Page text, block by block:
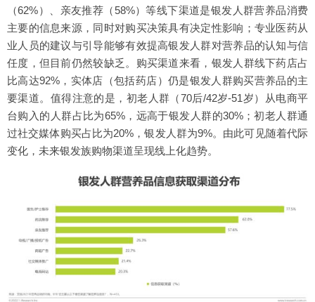
（62%）、亲友推荐（58%）等线下渠道是银发人群营养品消费
主要的信息来源，同时对购买决策具有决定性影响；专业医药从
业人员的建议与引导能够有效提高银发人群对营养品的认知与信
任度，但目前仍然较缺乏。购买渠道来看，银发人群线下药店占
比高达92%，实体店（包括药店）仍是银发人群购买营养品的主
要渠道。值得注意的是，初老人群（70后/42岁-51岁）从电商平
台购入的人群占比为65%，远高于银发人群的30%；初老人群通
过社交媒体购买占比为20%，银发人群为9%。由此可见随着代际
变化，未来银发族购物渠道呈现线上化趋势。